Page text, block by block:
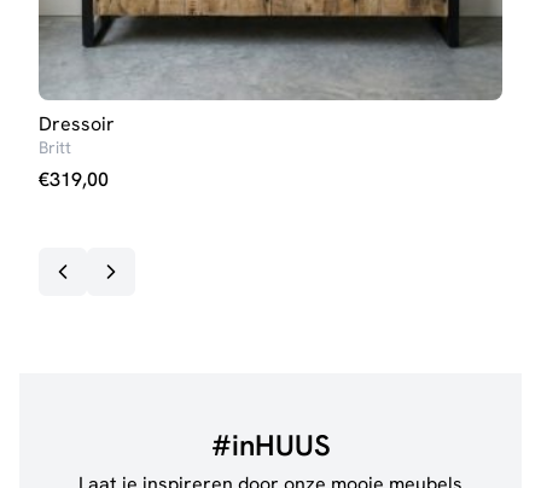
Dressoir
Britt
€319,00
#inHUUS